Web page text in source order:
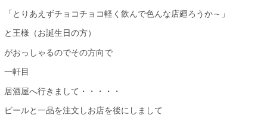
「とりあえずチョコチョコ軽く飲んで色んな店廻ろうか～」
と王様（お誕生日の方）
がおっしゃるのでその方向で
一軒目
居酒屋へ行きまして・・・・・
ビールと一品を注文しお店を後にしまして